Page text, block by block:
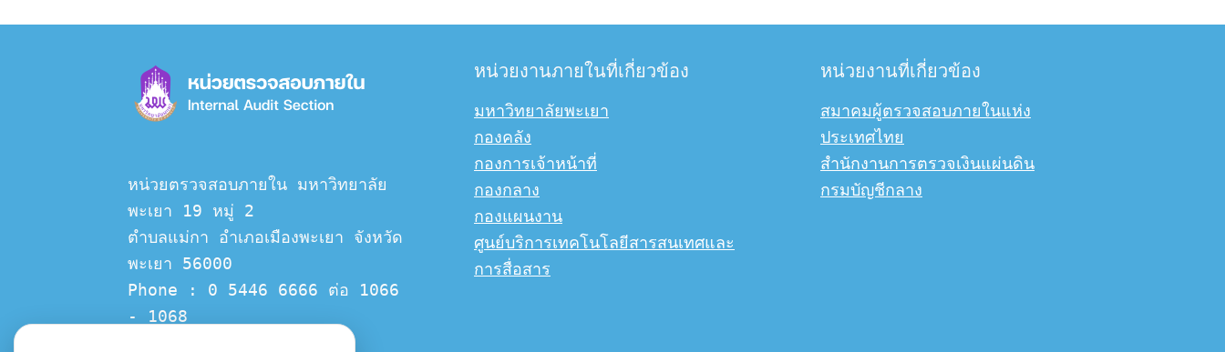
หน่วยตรวจสอบภายใน มหาวิทยาลัย
พะเยา 19 หมู่ 2
ตำบลแม่กา อำเภอเมืองพะเยา จังหวัด
พะเยา 56000
Phone : 0 5446 6666 ต่อ 1066
- 1068
หน่วยงานภายในที่เกี่ยวข้อง
มหาวิทยาลัยพะเยา
กองคลัง
กองการเจ้าหน้าที่
กองกลาง
กองแผนงาน
ศูนย์บริการเทคโนโลยีสารสนเทศและ
การสื่อสาร
หน่วยงานที่เกี่ยวข้อง
สมาคมผู้ตรวจสอบภายในแห่ง
ประเทศไทย
สำนักงานการตรวจเงินแผ่นดิน
กรมบัญชีกลาง